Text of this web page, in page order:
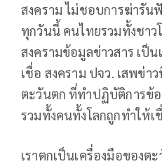
สงคราม ไม่ชอบการฆ่ารัน
ทุกวันนี้ คนไทยรวมทั้งชาว
สงครามข้อมูลข่าวสาร เป็
เชื่อ สงคราม ปจว. เสพข่า
ตะวันตก ที่ทำปฏิบัติการข้
รวมทั้งคนทั้งโลกถูกทำให้
เราตกเป็นเครื่องมือของต